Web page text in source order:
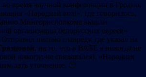
время научной конференции в Гродно,
«Народнай волі», где говорилось,
Мингорисполкома вышли
организации белорусских евреев»
письмо главреду, где указал на
, на то, что в ВАБЕ я никогда не
никогда не связывался). «Народная
дать уточнение. 🙁